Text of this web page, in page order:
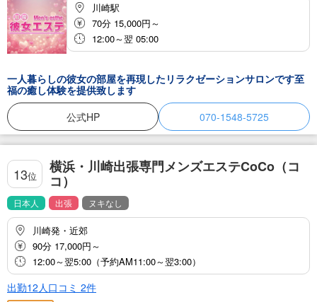
川崎駅
70分 15,000円～
12:00～翌 05:00
一人暮らしの彼女の部屋を再現したリラクゼーションサロンです至
福の癒し体験を提供致します
公式HP
070-1548-5725
13位
横浜・川崎出張専門メンズエステCoCo（コ
コ）
日本人 出張 ヌキなし
川崎発・近郊
90分 17,000円～
12:00～翌5:00（予約AM11:00～翌3:00）
出勤12人口コミ 2件